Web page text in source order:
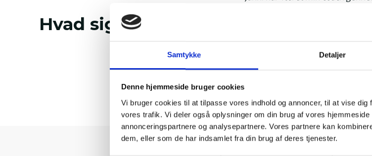
Samtykke Detaljer
Denne hjemmeside bruger cookies
Vi bruger cookies til at tilpasse vores indhold og annoncer, til at vise
vores trafik. Vi deler også oplysninger om din brug af vores
annonceringspartnere og analysepartnere. Vores partnere kan
dem, eller som de har indsamlet fra din brug af deres tjenester.
Hvad siger andre?
stresshåndtering og personlig
på. Det har hjulpet mig utroligt
krævende arbejde. Jeg havde
varmt anbefale Janni.